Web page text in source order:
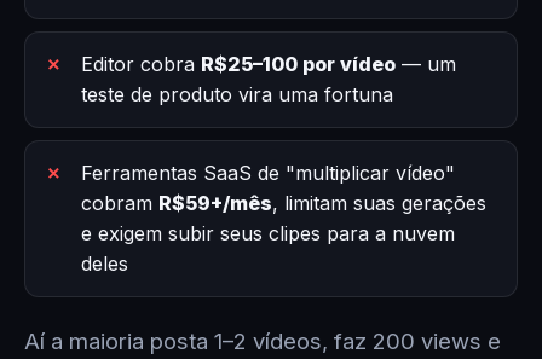
Editor cobra R$25–100 por vídeo — um
teste de produto vira uma fortuna
Ferramentas SaaS de "multiplicar vídeo"
cobram R$59+/mês, limitam suas gerações
e exigem subir seus clipes para a nuvem
deles
Aí a maioria posta 1–2 vídeos, faz 200 views e